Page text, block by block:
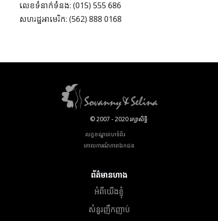
លេខទំនាក់ទំនង: (015) 555 686
សហរដ្ឋអាមេរិក: (562) 888 0168
© 2007 - 2020 រក្សាសិទ្ធិ
លក្ខខណ្ឌគេហទំព័រ
គោលការណ៍​ភាព​ឯកជន
ព័ត៌មានហាង
អំពីយើងខ្ញុំ
សំនួរញឹកញាប់